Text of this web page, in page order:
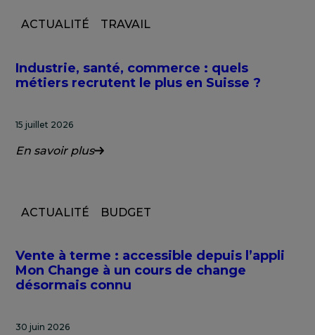
ACTUALITÉ TRAVAIL
Industrie, santé, commerce : quels
métiers recrutent le plus en Suisse ?
15 juillet 2026
En savoir plus
ACTUALITÉ BUDGET
Vente à terme : accessible depuis l’appli
Mon Change à un cours de change
désormais connu
30 juin 2026